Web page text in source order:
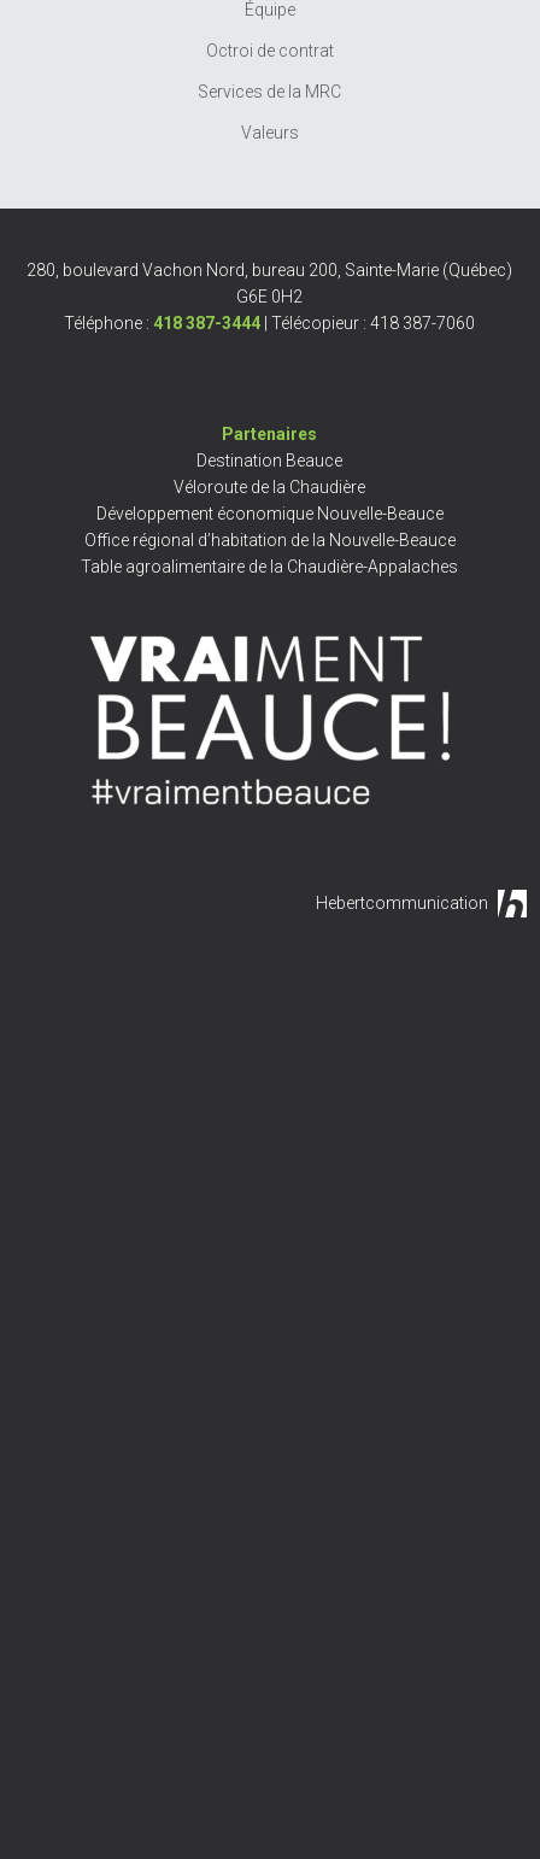
Équipe
Octroi de contrat
Services de la MRC
Valeurs
280, boulevard Vachon Nord, bureau 200, Sainte-Marie (Québec)
G6E 0H2
Téléphone : 418 387-3444 | Télécopieur : 418 387-7060
Partenaires
Destination Beauce
Véloroute de la Chaudière
Développement économique Nouvelle-Beauce
Office régional d’habitation de la Nouvelle-Beauce
Table agroalimentaire de la Chaudière-Appalaches
Hebertcommunication